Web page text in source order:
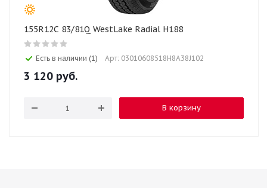
155R12C 83/81Q WestLake Radial H188
Есть в наличии (1) Арт: 03010608518H8A38J102
3 120 руб.
В корзину